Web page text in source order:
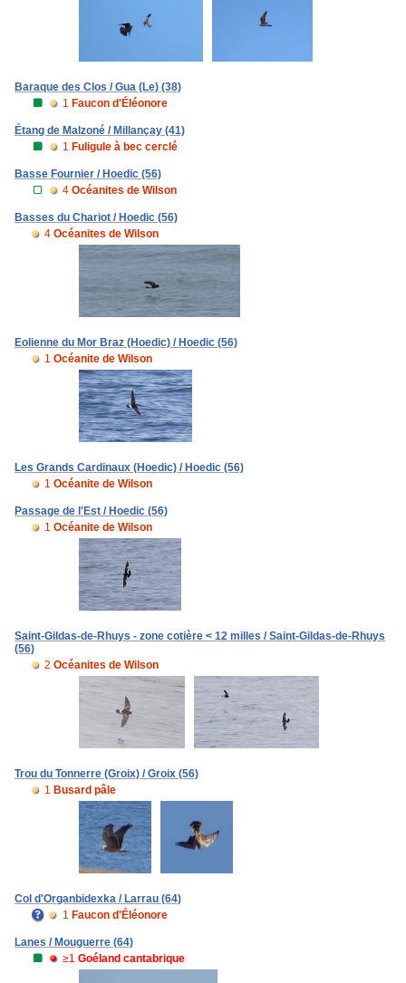
Baraque des Clos / Gua (Le) (38)
1 Faucon d'Éléonore
Étang de Malzoné / Millançay (41)
1 Fuligule à bec cerclé
Basse Fournier / Hoedic (56)
4 Océanites de Wilson
Basses du Chariot / Hoedic (56)
4 Océanites de Wilson
Eolienne du Mor Braz (Hoedic) / Hoedic (56)
1 Océanite de Wilson
Les Grands Cardinaux (Hoedic) / Hoedic (56)
1 Océanite de Wilson
Passage de l'Est / Hoedic (56)
1 Océanite de Wilson
Saint-Gildas-de-Rhuys - zone cotière < 12 milles / Saint-Gildas-de-Rhuys
(56)
2 Océanites de Wilson
Trou du Tonnerre (Groix) / Groix (56)
1 Busard pâle
Col d'Organbidexka / Larrau (64)
1 Faucon d'Éléonore
Lanes / Mouguerre (64)
≥1 Goéland cantabrique